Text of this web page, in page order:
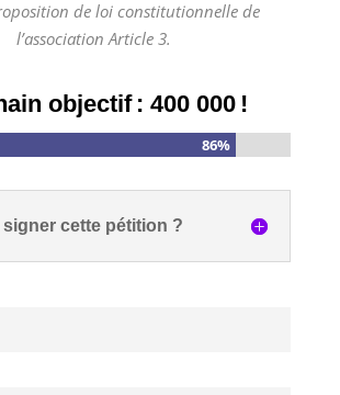
de loi constitutionnelle de
l’association Article 3.
objectif : 400 000 !
86%
cette pétition ?